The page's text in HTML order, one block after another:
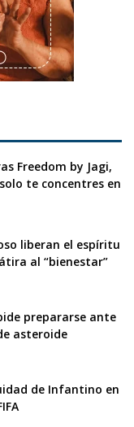
Freedom by Jagi,
te concentres en
liberan el espíritu
al “bienestar”
prepararse ante
asteroide
de Infantino en